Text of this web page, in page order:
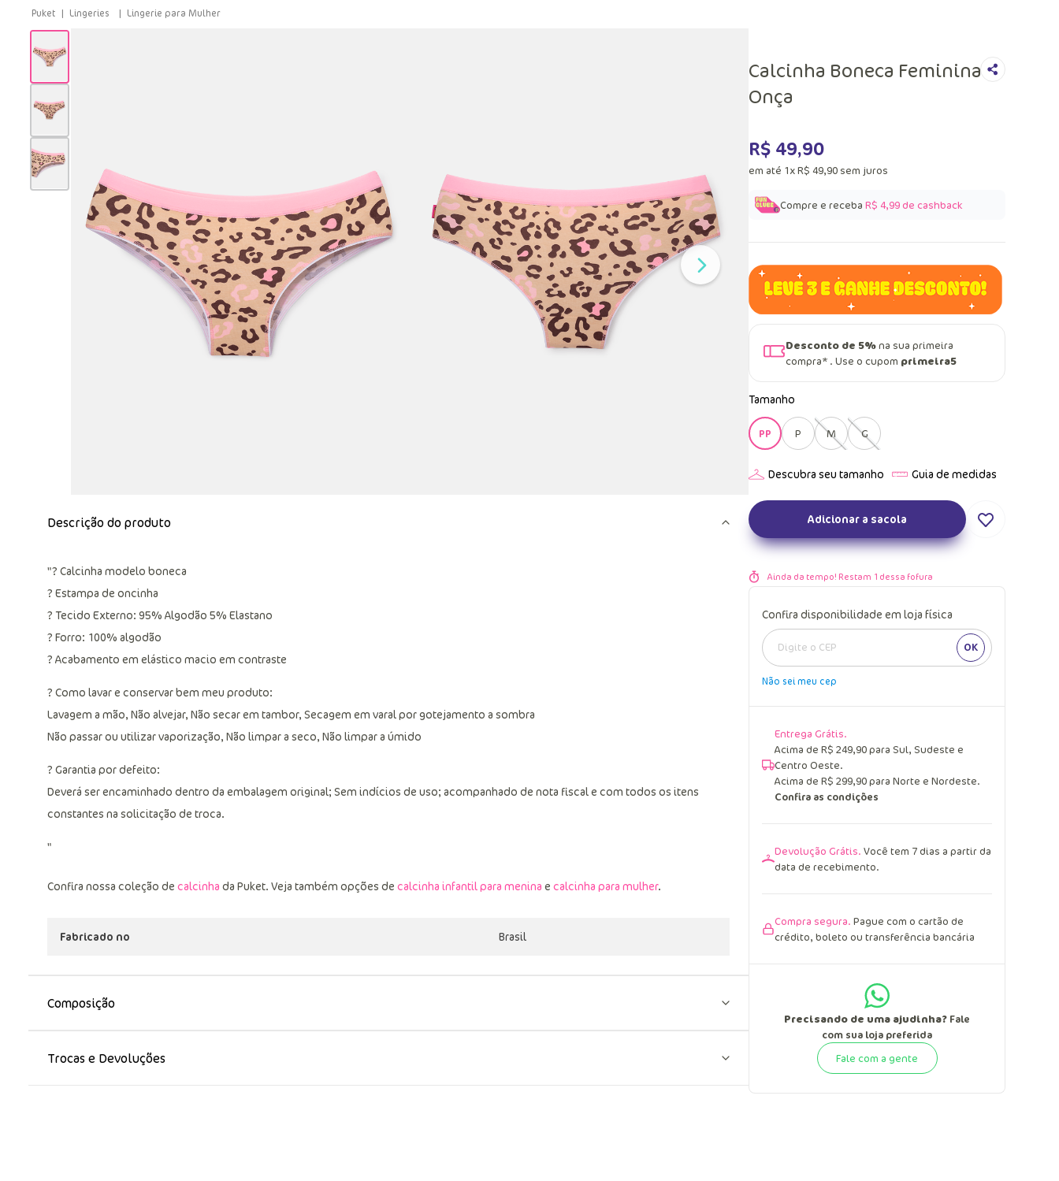
Lingeries Lingerie para Mulher
Descrição do produto
"? Calcinha modelo boneca
? Estampa de oncinha
? Tecido Externo: 95% Algodão 5% Elastano
? Forro: 100% algodão
? Acabamento em elástico macio em contraste
? Como lavar e conservar bem meu produto:
Lavagem a mão, Não alvejar, Não secar em tambor, Secagem em varal por gotejamento a sombra
Não passar ou utilizar vaporização, Não limpar a seco, Não limpar a úmido
? Garantia por defeito:
Deverá ser encaminhado dentro da embalagem original; Sem indícios de uso; acompanhado de nota fiscal e com todos os itens
constantes na solicitação de troca.
"
Confira nossa coleção de calcinha da Puket. Veja também opções de calcinha infantil para menina e calcinha para mulher.
Fabricado no Brasil
Composição
Trocas e Devoluções
Calcinha Boneca Feminina
Onça
R$ 49,90
em até 1xR$ 49,90 sem juros
Compre e receba R$ 4,99de cashback
Desconto de 5%na sua primeira
compra* . Use o cupom primeira5
Tamanho
PP P M G
Adicionar a sacola
Ainda da tempo! Restam 1 dessa fofura
Confira disponibilidade em loja física
OK
Não sei meu cep
Entrega Grátis.
Acima de R$ 249,90 para Sul, Sudeste e
Centro Oeste.
Acima de R$ 299,90 para Norte e Nordeste.
Confira as condições
Devolução Grátis. Você tem 7 dias a partir da
data de recebimento.
Compra segura. Pague com o cartão de
crédito, boleto ou transferência bancária
Precisando de uma ajudinha? Fale
com sua loja preferida
Fale com a gente